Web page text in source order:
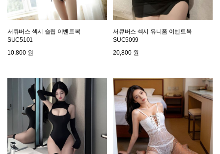
서큐버스 섹시 슬립 이벤트복
SUC5101
10,800 원
서큐버스 섹시 유니폼 이벤트복
SUC5099
20,800 원